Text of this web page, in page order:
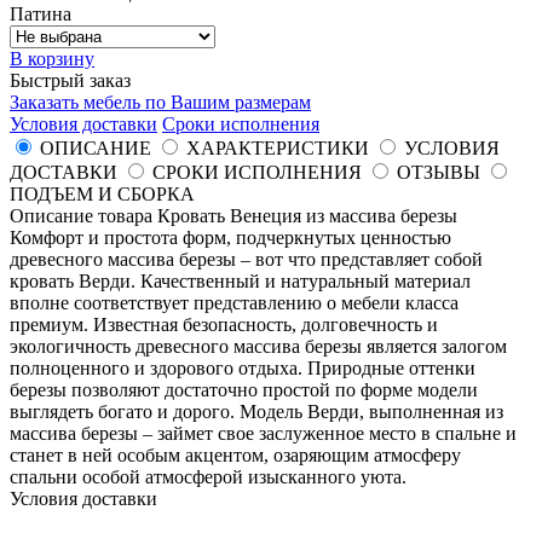
Патина
В корзину
Быстрый заказ
Заказать мебель по Вашим размерам
Условия доставки Сроки исполнения
ОПИСАНИЕ
ХАРАКТЕРИСТИКИ
УСЛОВИЯ
ДОСТАВКИ
СРОКИ ИСПОЛНЕНИЯ
ОТЗЫВЫ
ПОДЪЕМ И СБОРКА
Описание товара Кровать Венеция из массива березы
Комфорт и простота форм, подчеркнутых ценностью
древесного массива березы – вот что представляет собой
кровать Верди. Качественный и натуральный материал
вполне соответствует представлению о мебели класса
премиум. Известная безопасность, долговечность и
экологичность древесного массива березы является залогом
полноценного и здорового отдыха. Природные оттенки
березы позволяют достаточно простой по форме модели
выглядеть богато и дорого. Модель Верди, выполненная из
массива березы – займет свое заслуженное место в спальне и
станет в ней особым акцентом, озаряющим атмосферу
спальни особой атмосферой изысканного уюта.
Условия доставки